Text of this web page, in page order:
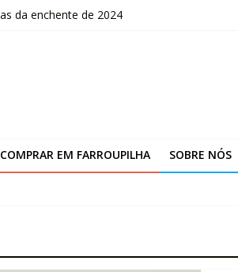
da enchente de 2024
EM FARROUPILHA SOBRE NÓS